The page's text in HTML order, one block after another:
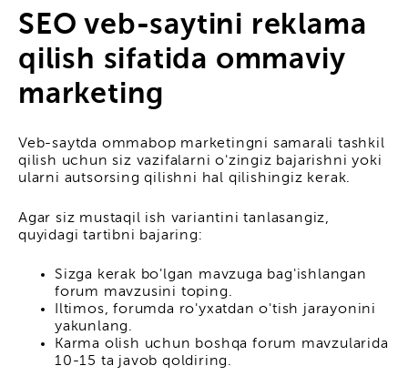
SEO veb-saytini reklama
qilish sifatida ommaviy
marketing
Veb-saytda ommabop marketingni samarali tashkil
qilish uchun siz vazifalarni o'zingiz bajarishni yoki
ularni autsorsing qilishni hal qilishingiz kerak.
Agar siz mustaqil ish variantini tanlasangiz,
quyidagi tartibni bajaring:
Sizga kerak bo'lgan mavzuga bag'ishlangan
forum mavzusini toping.
Iltimos, forumda ro'yxatdan o'tish jarayonini
yakunlang.
Karma olish uchun boshqa forum mavzularida
10-15 ta javob qoldiring.